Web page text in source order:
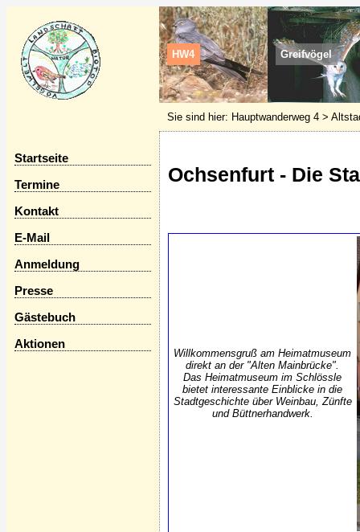
HW4 Greifvögel
Sie sind hier: Hauptwanderweg 4 >
Startseite
Termine
Kontakt
E-Mail
Anmeldung
Presse
Gästebuch
Aktionen
Ochsenfurt - Die
Willkommensgruß am Heimatmuseum
direkt an der "Alten Mainbrücke".
Das Heimatmuseum im Schlössle
bietet interessante Einblicke in die
Stadtgeschichte über Weinbau, Zünfte
und Büttnerhandwerk.